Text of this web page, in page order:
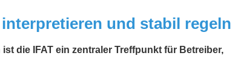
und stabil regeln
die IFAT ein zentraler Treffpunkt für Betreiber,